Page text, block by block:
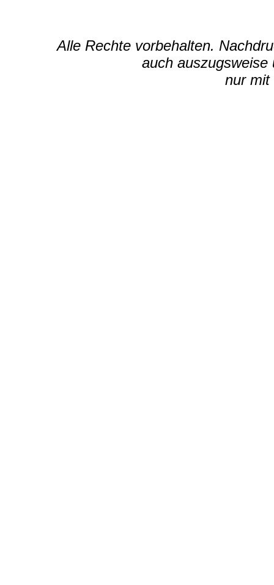
Alle Rechte vorbehalten.
auch auszugsweise
nur mit